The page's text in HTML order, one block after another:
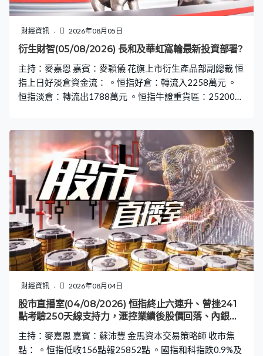
財經資訊 2026年08月05日
衍生財智(05/08/2026) 長和及華虹窩輪最新投資部署?
主持：麥嘉恩 嘉賓：麥穎儀 花旗上市衍生產品部副總裁 恒
指上日好淡倉資金流： 。恒指好倉：轉流入2258萬元 。
恒指淡倉：轉流出1788萬元 。恒指牛證重貨區：25200
財經資訊 2026年08月04日
股市直播室(04/08/2026) 恒指終止六連升、曾挫241
點考驗250天線支持力，滙控業績後股價回落、內銀股
亦受壓
主持：麥嘉恩 嘉賓：蘇沛豐 金馬資本交易策略師 收市焦
點： 。恒指低收156點報25852點 。國指和科指跌0.9%及